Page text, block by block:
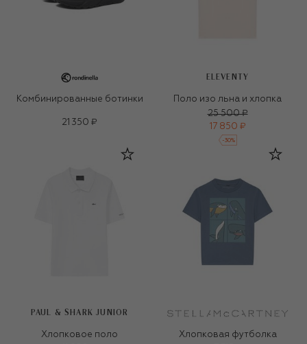
Комбинированные ботинки
21 350 ₽
ELEVENTY
Поло изо льна и хлопка
25 500 ₽
17 850 ₽
-30%
PAUL & SHARK JUNIOR
Хлопковое поло
Хлопковая футболка